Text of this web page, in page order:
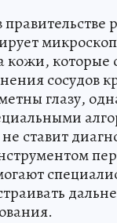
правительстве
кожи, которые
сосудов
глазу,
ставит